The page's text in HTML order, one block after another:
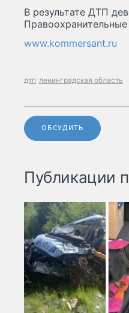
В результате ДТП
www.kommersant.ru
дтп ленинградская область
ОБСУДИТЬ
Публикации